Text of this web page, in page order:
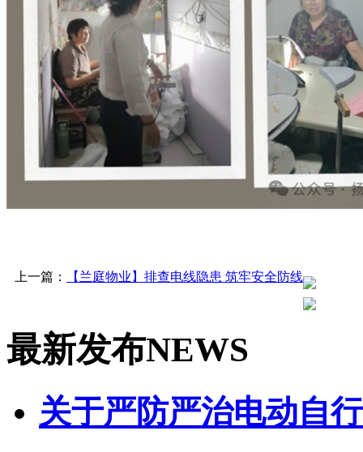
上一篇： 【兰庭物业】排查电线隐患 筑牢安全防线
最新发布NEWS
关于严防严治电动自